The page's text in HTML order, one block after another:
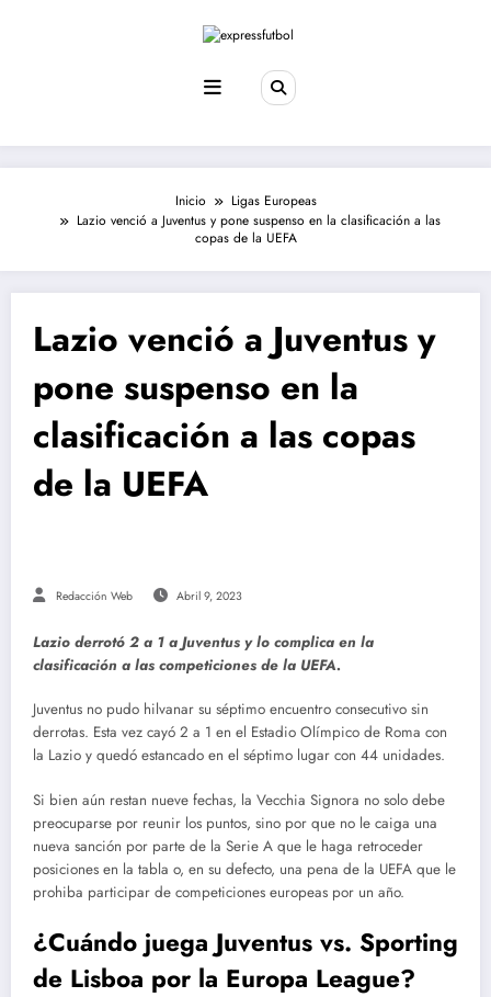
Inicio
Ligas Europeas
Lazio venció a Juventus y pone suspenso en la clasificación a las
copas de la UEFA
Lazio venció a Juventus y
pone suspenso en la
clasificación a las copas
de la UEFA
Redacción Web Abril 9, 2023
Lazio derrotó 2 a 1 a Juventus y lo complica en la
clasificación a las competiciones de la UEFA.
Juventus no pudo hilvanar su séptimo encuentro consecutivo sin
derrotas. Esta vez cayó 2 a 1 en el Estadio Olímpico de Roma con
la Lazio y quedó estancado en el séptimo lugar con 44 unidades.
Si bien aún restan nueve fechas, la Vecchia Signora no solo debe
preocuparse por reunir los puntos, sino por que no le caiga una
nueva sanción por parte de la Serie A que le haga retroceder
posiciones en la tabla o, en su defecto, una pena de la UEFA que le
prohiba participar de competiciones europeas por un año.
¿Cuándo juega Juventus vs. Sporting
de Lisboa por la Europa League?